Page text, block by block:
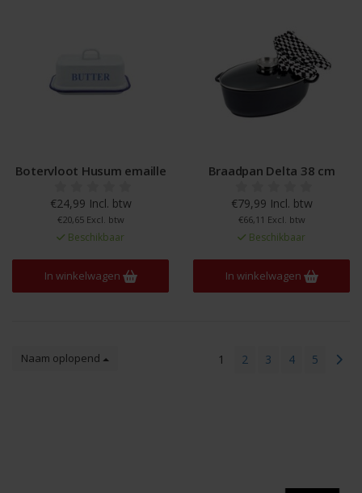
Botervloot Husum emaille
€24,99 Incl. btw
€20,65 Excl. btw
Beschikbaar
In winkelwagen
Braadpan Delta 38 cm
€79,99 Incl. btw
€66,11 Excl. btw
Beschikbaar
In winkelwagen
Naam oplopend 1 2 3 4 5